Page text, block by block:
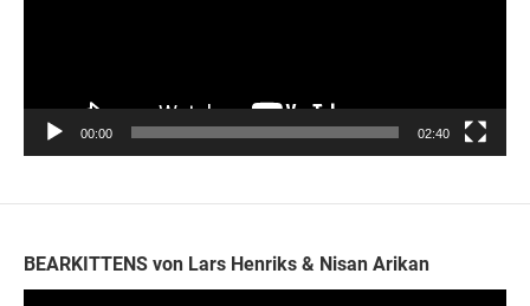
00:00 02:40
BEARKITTENS von Lars Henriks & Nisan Arikan